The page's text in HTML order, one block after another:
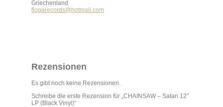
Griechenland
flogarecords@hotmail.com
Rezensionen
Es gibt noch keine Rezensionen.
Schreibe die erste Rezension für „CHAINSAW – Satan 12″
LP (Black Vinyl)“